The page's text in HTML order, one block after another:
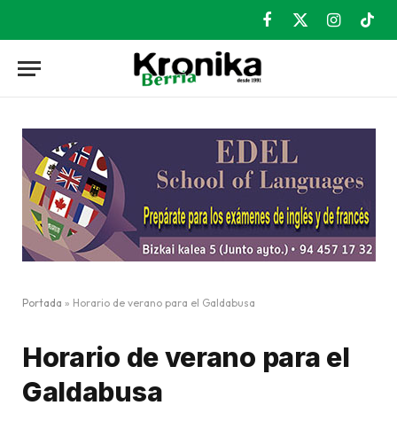
Facebook
X
Instagram
Portada » Horario de verano para el Galdabusa
Horario de verano para el
Galdabusa